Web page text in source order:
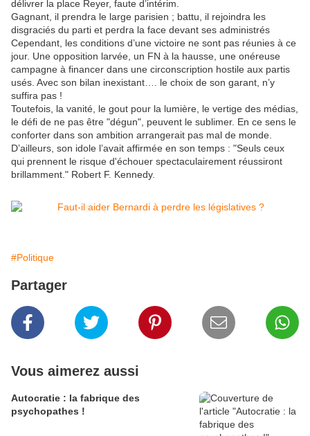
délivrer la place Reyer, faute d’intérim.
Gagnant, il prendra le large parisien ; battu, il rejoindra les
disgraciés du parti et perdra la face devant ses administrés
Cependant, les conditions d’une victoire ne sont pas réunies à ce
jour. Une opposition larvée, un FN à la hausse, une onéreuse
campagne à financer dans une circonscription hostile aux partis
usés. Avec son bilan inexistant…. le choix de son garant, n’y
suffira pas !
Toutefois, la vanité, le gout pour la lumière, le vertige des médias,
le défi de ne pas être "dégun", peuvent le sublimer. En ce sens le
conforter dans son ambition arrangerait pas mal de monde.
D’ailleurs, son idole l’avait affirmée en son temps : "Seuls ceux
qui prennent le risque d'échouer spectaculairement réussiront
brillamment." Robert F. Kennedy.
#Politique
Partager
Vous aimerez aussi
Autocratie : la fabrique des
psychopathes !